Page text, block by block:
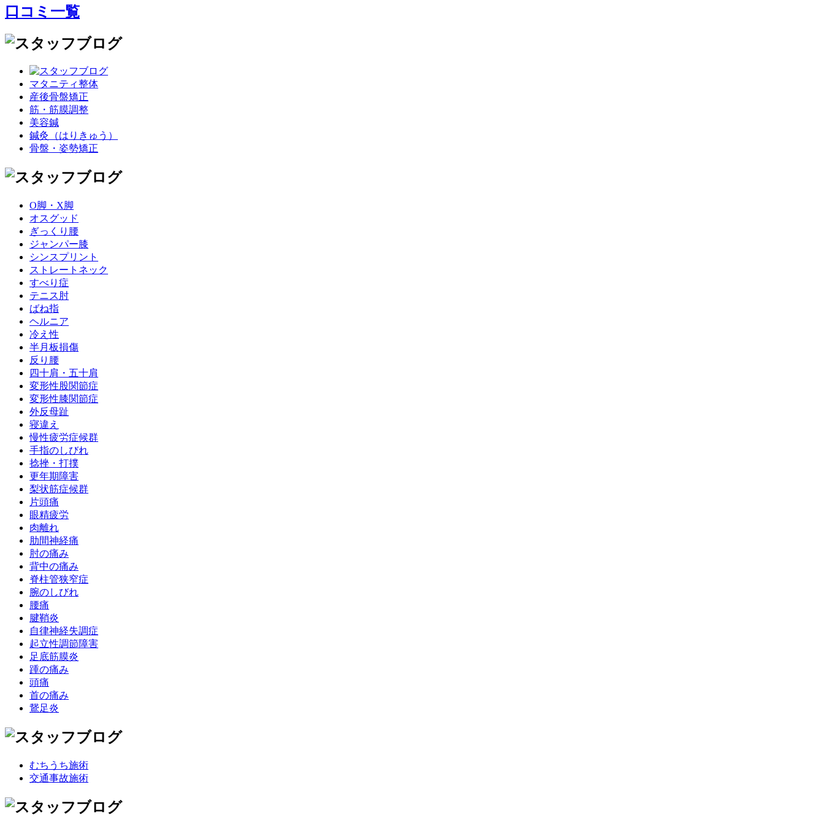
口コミ一覧
マタニティ整体
産後骨盤矯正
筋・筋膜調整
美容鍼
鍼灸（はりきゅう）
骨盤・姿勢矯正
O脚・X脚
オスグッド
ぎっくり腰
ジャンパー膝
シンスプリント
ストレートネック
すべり症
テニス肘
ばね指
ヘルニア
冷え性
半月板損傷
反り腰
四十肩・五十肩
変形性股関節症
変形性膝関節症
外反母趾
寝違え
慢性疲労症候群
手指のしびれ
捻挫・打撲
更年期障害
梨状筋症候群
片頭痛
眼精疲労
肉離れ
肋間神経痛
肘の痛み
背中の痛み
脊柱管狭窄症
腕のしびれ
腰痛
腱鞘炎
自律神経失調症
起立性調節障害
足底筋膜炎
踵の痛み
頭痛
首の痛み
鵞足炎
むちうち施術
交通事故施術